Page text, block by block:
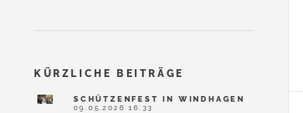
KÜRZLICHE BEITRÄGE
SCHÜTZENFEST IN WINDHAGEN
09.05.2026 16:33